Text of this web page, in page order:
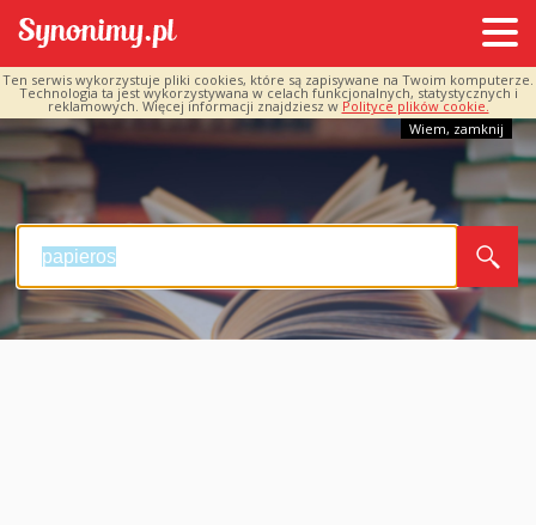
Ten serwis wykorzystuje pliki cookies, które są zapisywane na Twoim komputerze.
Technologia ta jest wykorzystywana w celach funkcjonalnych, statystycznych i
reklamowych. Więcej informacji znajdziesz w Polityce plików cookie.
Wiem, zamknij